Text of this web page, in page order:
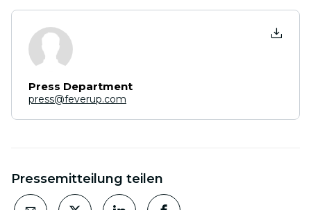
Press Department
press@feverup.com
Pressemitteilung teilen